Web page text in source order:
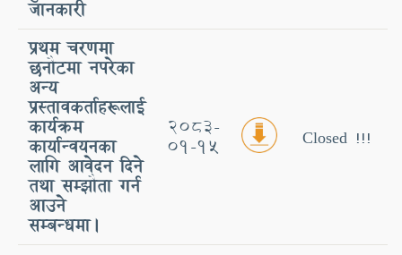
जानकारी
प्रथम चरणमा
छनौटमा नपरेका
अन्य
प्रस्तावकर्ताहरूलाई
कार्यक्रम
कार्यान्वयनका
लागि आवेदन दिने
तथा सम्झौता गर्न
आउने
सम्बन्धमा।
2083-
01-15 Closed !!!